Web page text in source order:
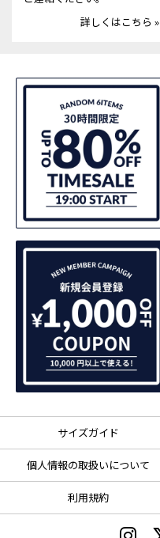
詳しくはこちら »
サイズガイド
個人情報の取扱いについて
利用規約